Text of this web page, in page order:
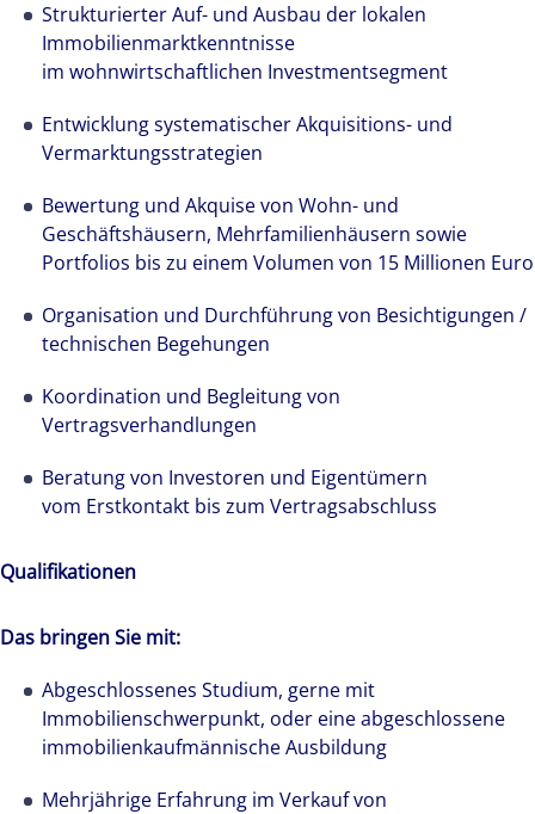
Strukturierter Auf- und Ausbau der lokalen
Immobilienmarktkenntnisse
im wohnwirtschaftlichen Investmentsegment
Entwicklung systematischer Akquisitions- und
Vermarktungsstrategien
Bewertung und Akquise von Wohn- und
Geschäftshäusern, Mehrfamilienhäusern sowie
Portfolios bis zu einem Volumen von 15 Millionen Euro
Organisation und Durchführung von Besichtigungen /
technischen Begehungen
Koordination und Begleitung von
Vertragsverhandlungen
Beratung von Investoren und Eigentümern
vom Erstkontakt bis zum Vertragsabschluss
Qualifikationen
Das bringen Sie mit:
Abgeschlossenes Studium, gerne mit
Immobilienschwerpunkt, oder eine abgeschlossene
immobilienkaufmännische Ausbildung
Mehrjährige Erfahrung im Verkauf von